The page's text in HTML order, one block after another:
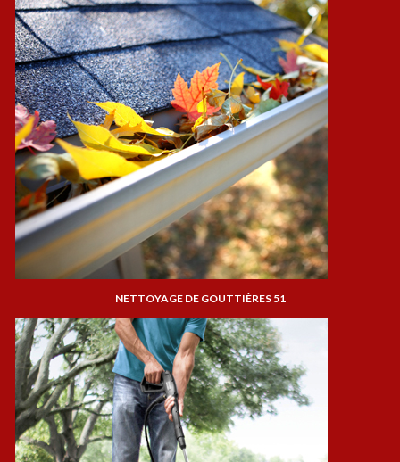
NETTOYAGE DE GOUTTIÈRES 51